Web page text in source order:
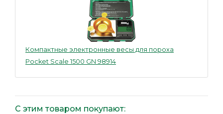
Компактные электронные весы для пороха
Pocket Scale 1500 GN 98914
С этим товаром покупают: